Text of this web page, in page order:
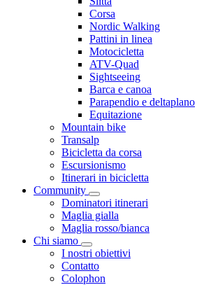
Corsa
Nordic Walking
Pattini in linea
Motocicletta
ATV-Quad
Sightseeing
Barca e canoa
Parapendio e deltaplano
Equitazione
Mountain bike
Transalp
Bicicletta da corsa
Escursionismo
Itinerari in bicicletta
Community
Dominatori itinerari
Maglia gialla
Maglia rosso/bianca
Chi siamo
I nostri obiettivi
Contatto
Colophon